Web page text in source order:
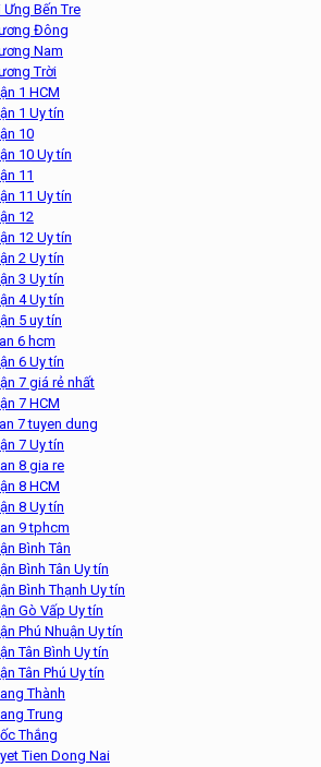
Bến Tre
Đông
Nam
Trời
1 HCM
1 Uy tín
10
10 Uy tín
11
11 Uy tín
12
12 Uy tín
2 Uy tín
3 Uy tín
4 Uy tín
5 uy tín
6 hcm
6 Uy tín
7 giá rẻ nhất
7 HCM
7 tuyen dung
7 Uy tín
8 gia re
8 HCM
8 Uy tín
9 tphcm
Bình Tân
Bình Tân Uy tín
Bình Thạnh Uy tín
Gò Vấp Uy tín
Phú Nhuận Uy tín
Tân Bình Uy tín
Tân Phú Uy tín
Thành
Trung
Thắng
Tien Dong Nai